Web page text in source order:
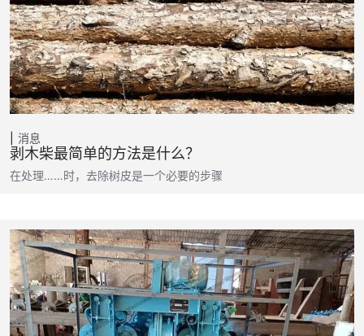
消息
剥木柴最简单的方法是什么？
在处理……时，去除树皮是一个必要的步骤